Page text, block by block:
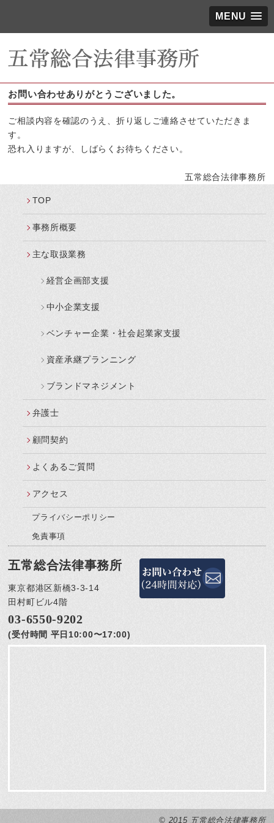
MENU
お問い合わせありがとうございました。
ご相談内容を確認のうえ、折り返しご連絡させていただきま
す。
恐れ入りますが、しばらくお待ちください。
五常総合法律事務所
TOP
事務所概要
主な取扱業務
経営企画部支援
中小企業支援
ベンチャー企業・社会起業家支援
資産承継プランニング
ブランドマネジメント
弁護士
顧問契約
よくあるご質問
アクセス
プライバシーポリシー
免責事項
五常総合法律事務所
東京都港区新橋3-3-14
田村町ビル4階
03-6550-9202
(受付時間 平日10:00〜17:00)
© 2015 五常総合法律事務所